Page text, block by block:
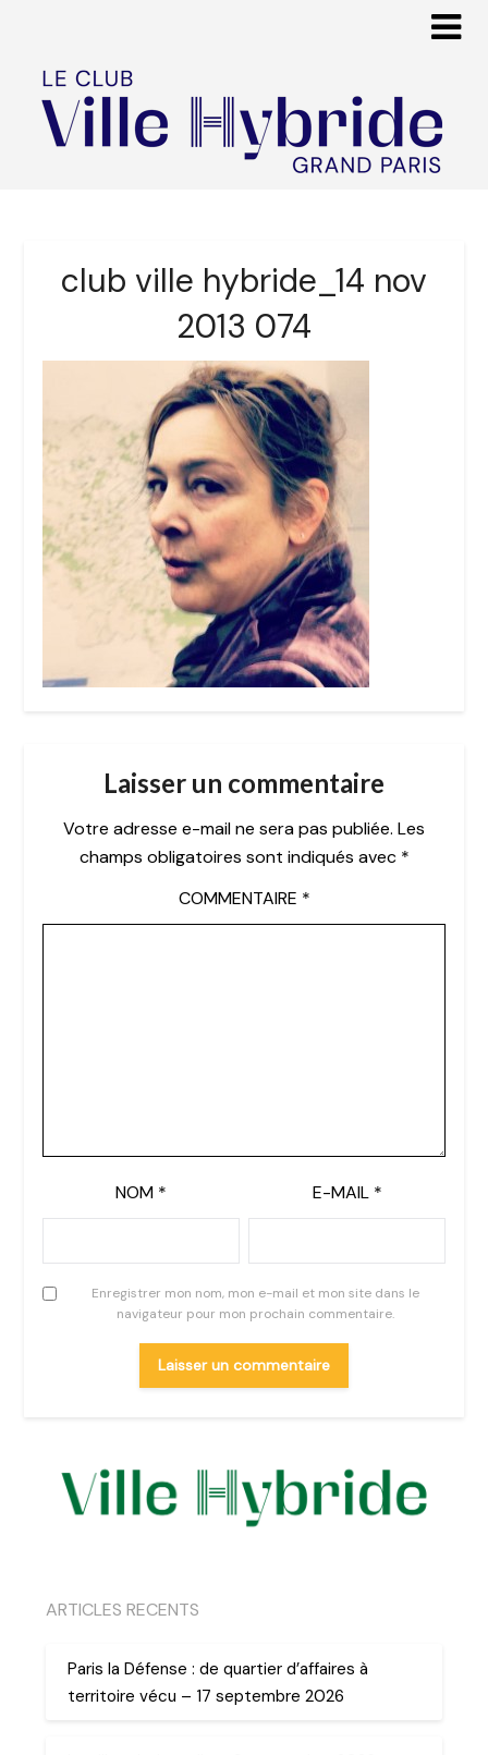
club ville hybride_14 nov
2013 074
Laisser un commentaire
Votre adresse e-mail ne sera pas publiée. Les
champs obligatoires sont indiqués avec *
COMMENTAIRE *
NOM * E-MAIL *
Enregistrer mon nom, mon e-mail et mon site dans le
navigateur pour mon prochain commentaire.
ARTICLES RECENTS
Paris la Défense : de quartier d’affaires à
territoire vécu – 17 septembre 2026